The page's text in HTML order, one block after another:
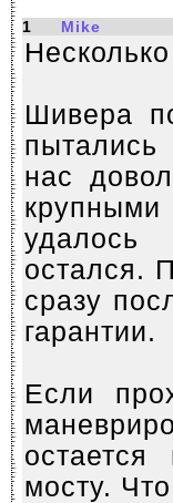
1 Mike
Шивера
пытались
нас
крупными
удалось
остался.
сразу
гарантии.
Если
мосту.